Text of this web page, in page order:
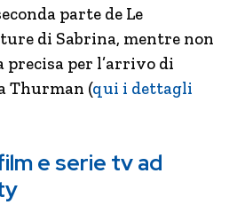
parte de Le
di Sabrina, mentre non
precisa per l’arrivo di
Thurman (qui i dettagli
e serie tv ad